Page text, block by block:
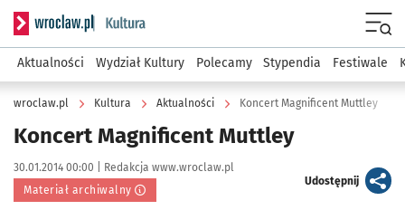
Serwis informacyjny wroclaw.pl podserwis: Kultura
Aktualności Wydział Kultury Polecamy Stypendia Festiwale
wroclaw.pl Kultura Aktualności Koncert Magnificent Muttley
Koncert Magnificent Muttley
Data publikacji:
30.01.2014 00:00 | Autor:
Redakcja www.wroclaw.pl
Materiał archiwalny
Udostępnijartykuł